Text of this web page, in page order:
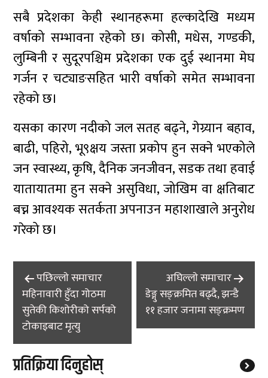
सबै प्रदेशका केही स्थानहरूमा हल्कादेखि मध्यम
वर्षाको सम्भावना रहेको छ। कोसी, मधेस, गण्डकी,
लुम्बिनी र सुदूरपश्चिम प्रदेशका एक दुई स्थानमा मेघ
गर्जन र चट्याङसहित भारी वर्षाको समेत सम्भावना
रहेको छ।
यसका कारण नदीको जल सतह बढ्ने, गेग्र्यान बहाव,
बाढी, पहिरो, भू९क्षय जस्ता प्रकोप हुन सक्ने भएकोले
जन स्वास्थ्य, कृषि, दैनिक जनजीवन, सडक तथा हवाई
यातायातमा हुन सक्ने असुविधा, जोखिम वा क्षतिबाट
बच्न आवश्यक सतर्कता अपनाउन महाशाखाले अनुरोध
गरेको छ।
Post
navigation
पछिल्लाे समाचार
महिनावारी हुँदा गोठमा
सुतेकी किशोरीको सर्पको
टोकाइबाट मृत्यु
अघिल्लाे समाचार
डेङ्गु सङ्क्रमित बढ्दै, झन्डै
११ हजार जनामा सङ्क्रमण
प्रतिक्रिया दिनुहोस्